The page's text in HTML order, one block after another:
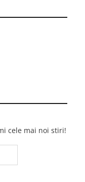
cele mai noi stiri!